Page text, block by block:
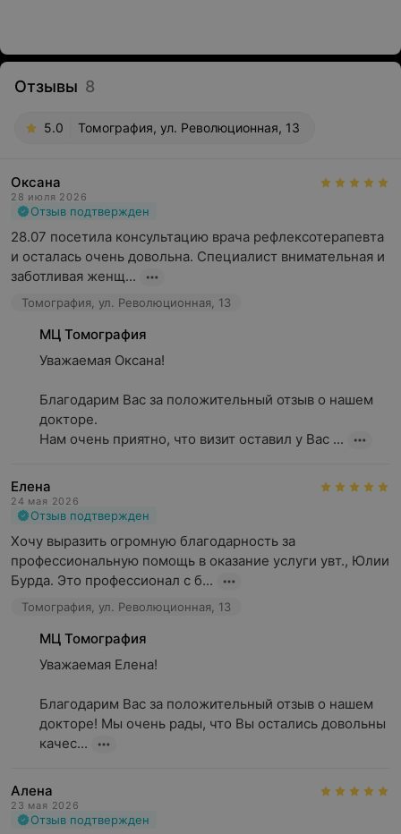
Отзывы 8
5.0 Томография, ул. Революционная, 13
Оксана
28 июля 2026
Отзыв подтвержден
28.07 посетила консультацию врача рефлексотерапевта
и осталась очень довольна. Специалист внимательная и
заботливая женщ...
Томография, ул. Революционная, 13
МЦ Томография
Уважаемая Оксана!
Благодарим Вас за положительный отзыв о нашем
докторе.
Нам очень приятно, что визит оставил у Вас ...
Елена
24 мая 2026
Отзыв подтвержден
Хочу выразить огромную благодарность за
профессиональную помощь в оказание услуги увт., Юлии
Бурда. Это профессионал с б...
Томография, ул. Революционная, 13
МЦ Томография
Уважаемая Елена!
Благодарим Вас за положительный отзыв о нашем
докторе! Мы очень рады, что Вы остались довольны
качес...
Алена
23 мая 2026
Отзыв подтвержден